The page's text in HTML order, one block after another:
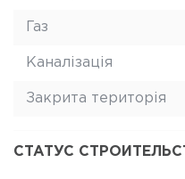
Газ
Каналізація
Закрита територія
СТАТУС